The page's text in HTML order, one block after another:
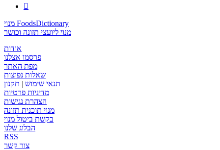

מנוי FoodsDictionary
מנוי ליועצי תזונה וכושר
אודות
פרסמו אצלנו
מפת האתר
שאלות נפוצות
תנאי שימוש | תקנון
מדיניות פרטיות
הצהרת נגישות
מנוי תוכנית תזונה
בקשת ביטול מנוי
הבלוג שלנו
RSS
צור קשר